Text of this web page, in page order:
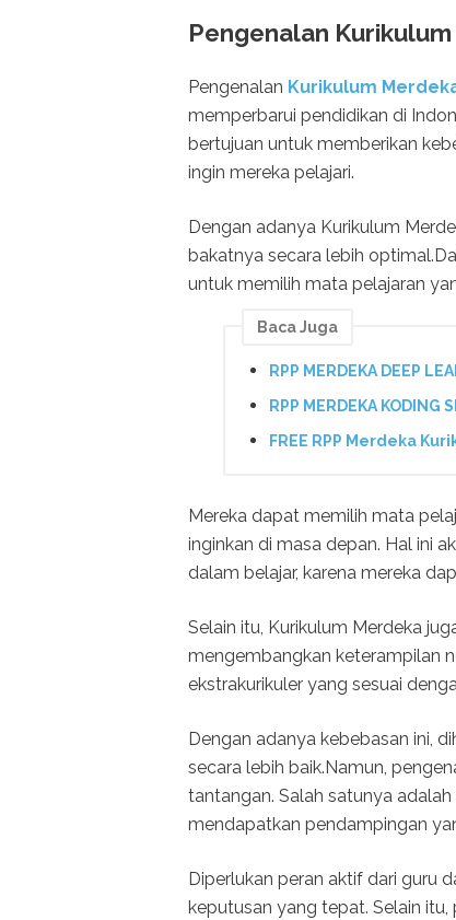
Pengenalan
Pengenalan Kurikulum
memperbarui pendidikan di
bertujuan untuk memberikan
ingin mereka pelajari.
Dengan adanya Kurikulum
bakatnya secara lebih
untuk memilih mata pelajaran
Baca Juga
RPP MERDEKA DEEP
RPP MERDEKA KODING
FREE RPP Merdeka
Mereka dapat memilih mata
inginkan di masa depan. Hal ini
dalam belajar, karena mereka
Selain itu, Kurikulum Merdeka
mengembangkan keterampilan
ekstrakurikuler yang sesuai
Dengan adanya kebebasan ini,
secara lebih baik.Namun,
tantangan. Salah satunya
mendapatkan pendampingan
Diperlukan peran aktif dari guru
keputusan yang tepat. Selain